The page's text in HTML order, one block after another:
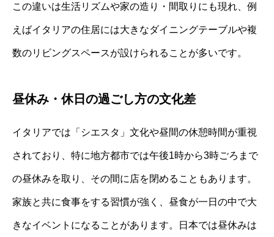
この違いは生活リズムや家の造り・間取りにも現れ、例
えばイタリアの住居には大きなダイニングテーブルや複
数のリビングスペースが設けられることが多いです。
昼休み・休日の過ごし方の文化差
イタリアでは「シエスタ」文化や昼間の休憩時間が重視
されており、特に地方都市では午後1時から3時ごろまで
の昼休みを取り、その間に店を閉めることもあります。
家族と共に食事をする習慣が強く、昼食が一日の中で大
きなイベントになることがあります。日本では昼休みは